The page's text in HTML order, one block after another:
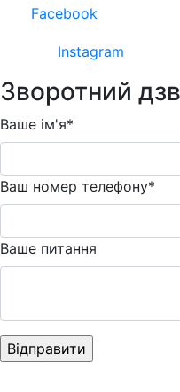
Facebook
Instagram
Зворотний
Ваше ім'я*
Ваш номер телефону*
Ваше питання